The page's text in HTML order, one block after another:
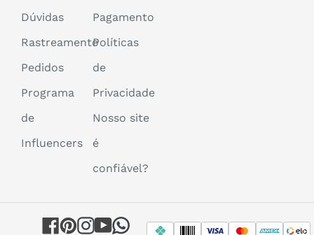
Dúvidas
Rastreamento
Pedidos
Programa
de
Influencers
Pagamento
Políticas
de
Privacidade
Nosso site
é
confiável?
Facebook
Pinterest
Instagram
YouTubeWhatsApp